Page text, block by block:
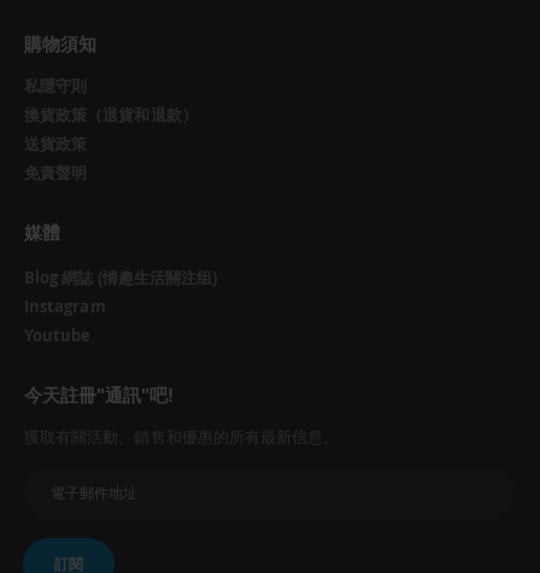
購物須知
私隱守則
換貨政策（退貨和退款）
送貨政策
免責聲明
媒體
Blog 網誌 (情趣生活關注组)
Instagram
Youtube
今天註冊"通訊"吧!
獲取有關活動、銷售和優惠的所有最新信息。
訂閱